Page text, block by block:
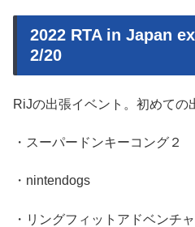
2022 RTA in Japan
2/20
RiJの出張イベント。初めての
・スーパードンキーコング２
・nintendogs
・リングフィットアドベンチ